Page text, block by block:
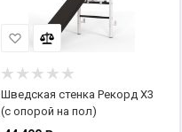
Шведская стенка Рекорд X3
(с опорой на пол)